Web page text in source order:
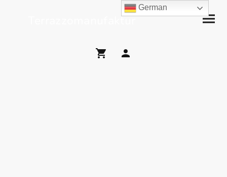
Terrazzomanufaktur
German